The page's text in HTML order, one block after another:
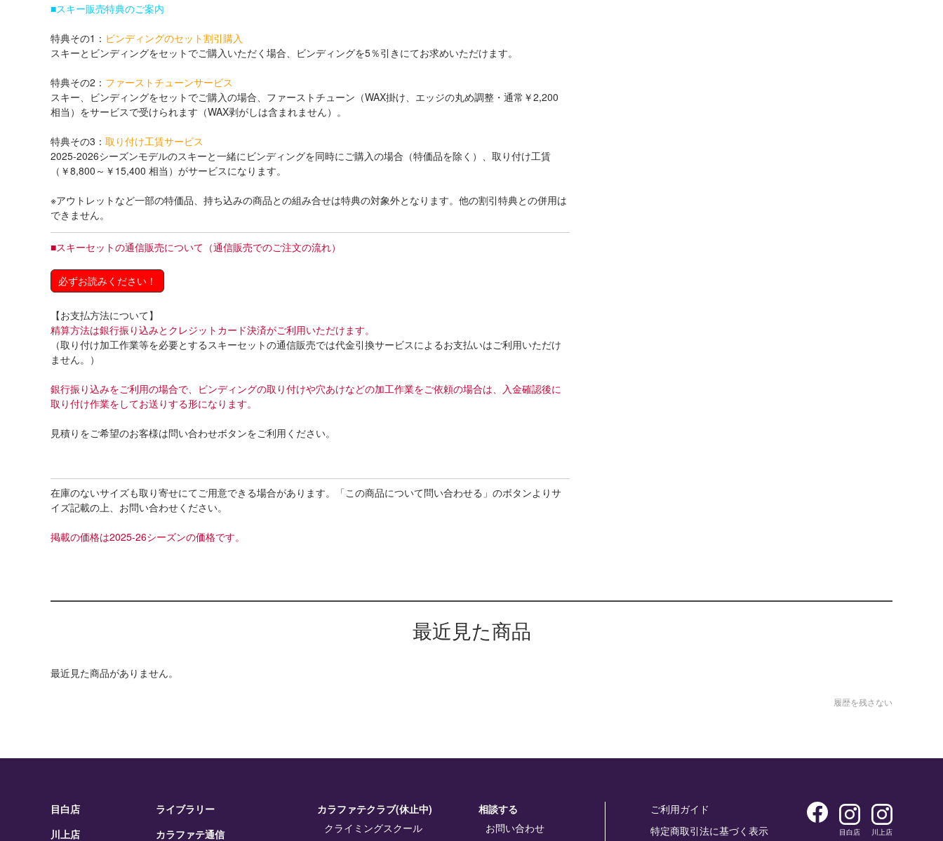
■スキー販売特典のご案内
特典その1： ビンディングのセット割引購入
スキーとビンディングをセットでご購入いただく場合、ビンディングを5％引きにてお求めいただけます。
特典その2： ファーストチューンサービス
スキー、ビンディングをセットでご購入の場合、ファーストチューン（WAX掛け、エッジの丸め調整・通常￥2,200
相当）をサービスで受けられます（WAX剥がしは含まれません）。
特典その3： 取り付け工賃サービス
2025-2026シーズンモデルのスキーと一緒にビンディングを同時にご購入の場合（特価品を除く）、取り付け工賃
（￥8,800～￥15,400 相当）がサービスになります。
※アウトレットなど一部の特価品、持ち込みの商品との組み合せは特典の対象外となります。他の割引特典との併用は
できません。
■スキーセットの通信販売について（通信販売でのご注文の流れ）
必ずお読みください！
【お支払方法について】
精算方法は銀行振り込みとクレジットカード決済がご利用いただけます。
（取り付け加工作業等を必要とするスキーセットの通信販売では代金引換サービスによるお支払いはご利用いただけ
ません。）
銀行振り込みをご利用の場合で、ビンディングの取り付けや穴あけなどの加工作業をご依頼の場合は、入金確認後に
取り付け作業をしてお送りする形になります。
見積りをご希望のお客様は問い合わせボタンをご利用ください。
在庫のないサイズも取り寄せにてご用意できる場合があります。「この商品について問い合わせる」のボタンよりサ
イズ記載の上、お問い合わせください。
掲載の価格は2025-26シーズンの価格です。
最近見た商品
最近見た商品がありません。
履歴を残さない
目白店
川上店
ライブラリー
カラファテ通信
カラファテクラブ(休止中)
クライミングスクール
相談する
お問い合わせ
ご利用ガイド
特定商取引法に基づく表示
目白店 川上店